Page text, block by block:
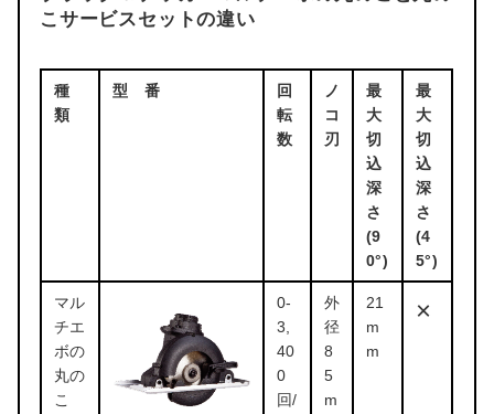
こサービスセットの違い
種
類
型 番
回
転
数
ノ
コ
刃
最
大
切
込
深
さ
(9
0°)
最
大
切
込
深
さ
(4
5°)
マル
チエ
ボの
丸の
こ
0-
3,
40
0
回/
外
径
8
5
m
21
m
m
×